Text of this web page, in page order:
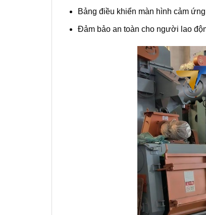
Bảng điều khiển màn hình cảm
Đảm bảo an toàn cho người lao